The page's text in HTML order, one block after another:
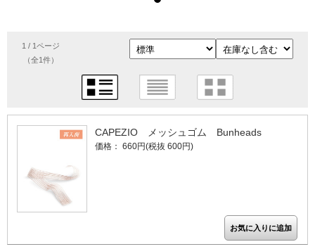
1 / 1ページ
（全1件）
CAPEZIO メッシュゴム Bunheads
価格： 660円(税抜 600円)